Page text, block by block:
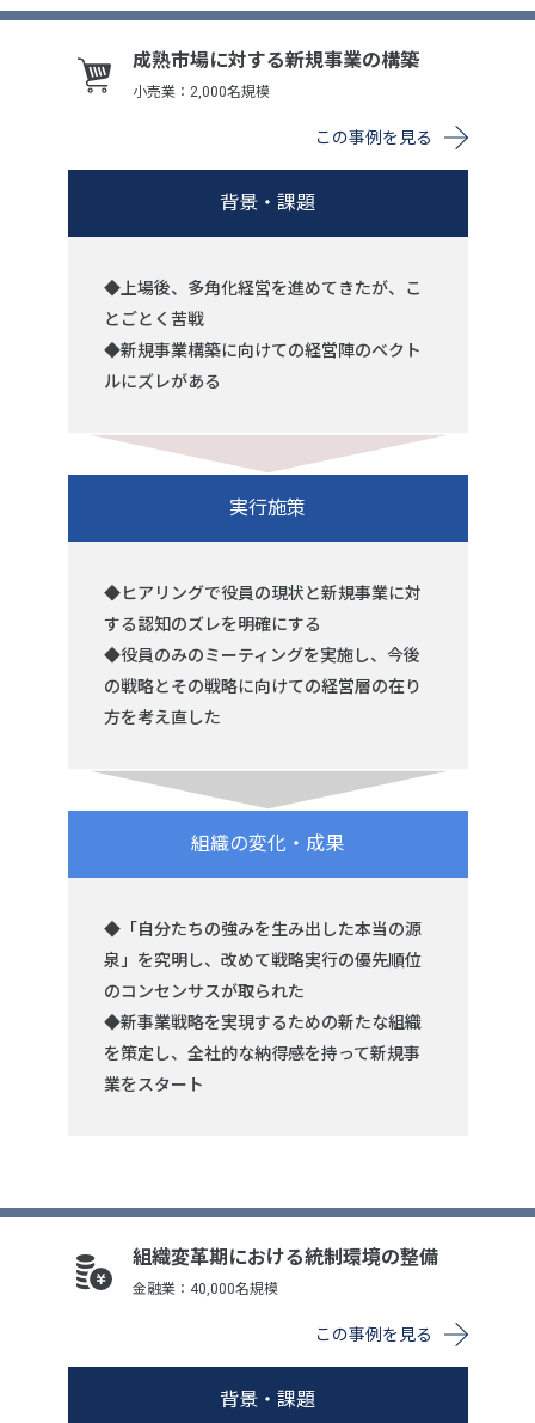
成熟市場に対する新規事業の構築
小売業：2,000名規模
この事例を見る
背景・課題
◆上場後、多角化経営を進めてきたが、こ
とごとく苦戦
◆新規事業構築に向けての経営陣のベクト
ルにズレがある
実行施策
◆ヒアリングで役員の現状と新規事業に対
する認知のズレを明確にする
◆役員のみのミーティングを実施し、今後
の戦略とその戦略に向けての経営層の在り
方を考え直した
組織の変化・成果
◆「自分たちの強みを生み出した本当の源
泉」を究明し、改めて戦略実行の優先順位
のコンセンサスが取られた
◆新事業戦略を実現するための新たな組織
を策定し、全社的な納得感を持って新規事
業をスタート
組織変革期における統制環境の整備
金融業：40,000名規模
この事例を見る
背景・課題